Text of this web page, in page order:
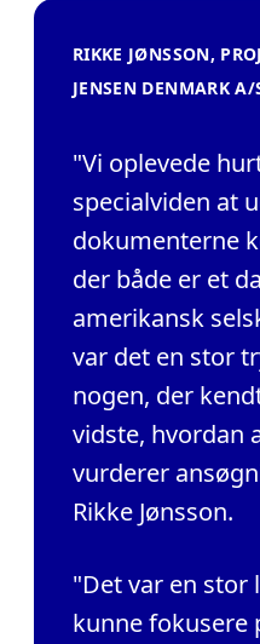
RIKKE JØNSSON,
JENSEN DENMARK A/
"Vi oplevede
specialviden at
dokumenterne
der både er et
amerikansk
var det en stor
nogen, der
vidste, hvordan
vurderer
Rikke Jønsson.
"Det var en stor
kunne fokusere